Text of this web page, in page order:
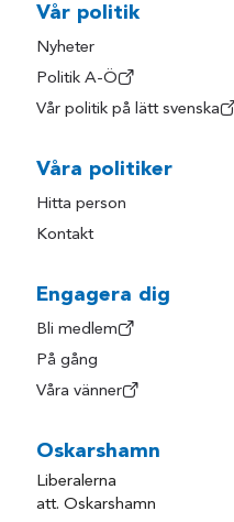
Vår politik
Nyheter
Politik A-Ö
Vår politik på lätt svenska
Våra politiker
Hitta person
Kontakt
Engagera dig
Bli medlem
På gång
Våra vänner
Oskarshamn
Liberalerna
att. Oskarshamn